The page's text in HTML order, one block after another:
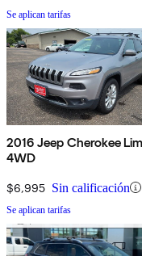
Se aplican tarifas
2016 Jeep Cherokee
4WD
$6,995 Sin calificación
Se aplican tarifas